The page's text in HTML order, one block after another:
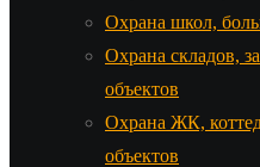
Охрана школ,
Охрана складов,
объектов
Охрана ЖК,
объектов